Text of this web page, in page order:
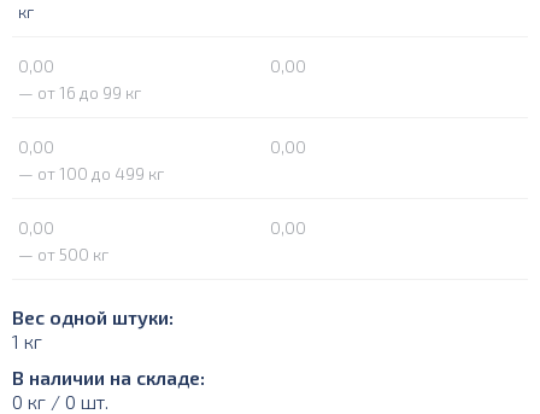
кг
0,00
0,00
— от 16 до 99 кг
0,00
0,00
— от 100 до 499 кг
0,00
0,00
— от 500 кг
Вес одной штуки:
1 кг
В наличии на складе:
0 кг / 0 шт.